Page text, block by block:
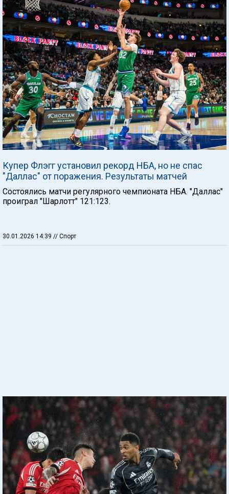
Купер Флэгг установил рекорд НБА, но не спас
"Даллас" от поражения. Результаты матчей
Состоялись матчи регулярного чемпионата НБА. "Даллас"
проиграл "Шарлотт" 121:123.
30.01.2026 14:39 // Спорт